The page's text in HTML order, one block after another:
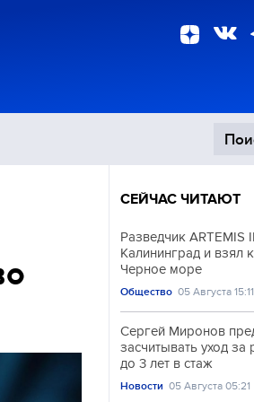
СЕЙЧАС ЧИТАЮТ
Разведчик ARTEMIS
Калининград и взял
Черное море
Общество 05 Августа 15:11
Сергей Миронов
засчитывать уход за
до 3 лет в стаж
Новости 05 Августа 05:21